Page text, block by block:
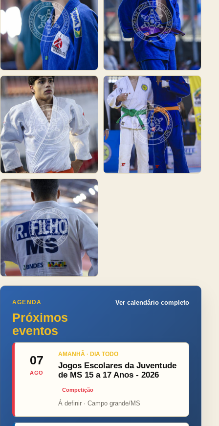
AGENDA
Próximos
eventos
Ver calendário completo
07
AGO
AMANHÃ · DIA TODO
Jogos Escolares da Juventude
de MS 15 a 17 Anos - 2026
Competição
Á definir · Campo grande/MS